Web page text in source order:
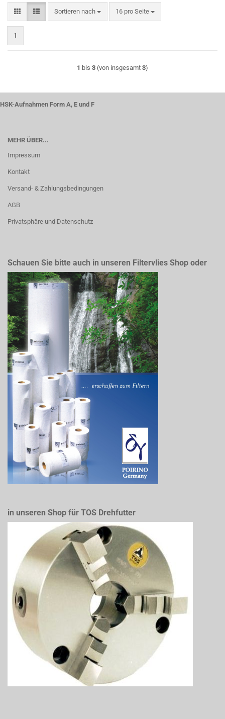
Sortieren nach
Sortieren nach 16 pro Seite
pro Seite
1
1 bis 3 (von insgesamt 3)
HSK-Aufnahmen Form A, E und F
MEHR ÜBER...
Impressum
Kontakt
Versand- & Zahlungsbedingungen
AGB
Privatsphäre und Datenschutz
Schauen Sie bitte auch in unseren Filtervlies Shop oder
in unseren Shop für TOS Drehfutter